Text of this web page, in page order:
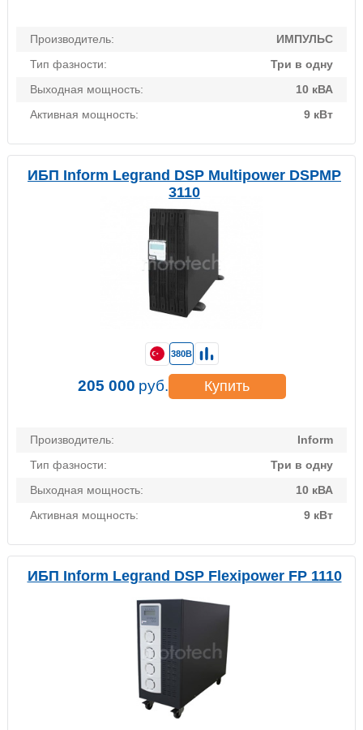
Производитель:
ИМПУЛЬС
Тип фазности:
Три в одну
Выходная мощность:
10 кВА
Активная мощность:
9 кВт
ИБП Inform Legrand DSP Multipower DSPMP
3110
Производитель:
Inform
Тип фазности:
Три в одну
Выходная мощность:
10 кВА
Активная мощность:
9 кВт
380В
205 000 руб. Купить
ИБП Inform Legrand DSP Flexipower FP 1110